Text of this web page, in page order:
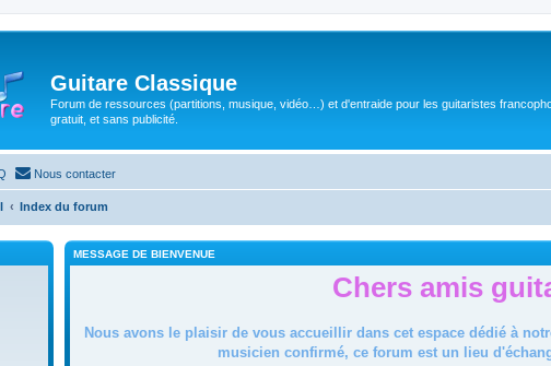
Guitare Classique
Forum de ressources (partitions, musique, vidéo…) et d'entraide pour les guitaristes
gratuit, et sans publicité.
Nous contacter
Index du forum
MESSAGE DE BIENVENUE
Chers amis
Nous avons le plaisir de vous accueillir dans cet espace dédié à
musicien confirmé, ce forum est un lieu